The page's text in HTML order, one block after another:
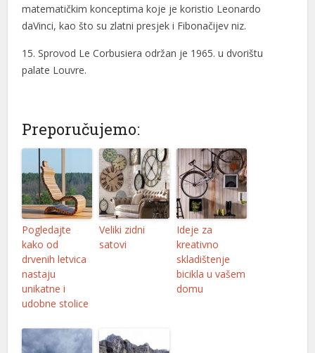
matematičkim konceptima koje je koristio Leonardo
daVinci, kao što su zlatni presjek i Fibonačijev niz.
15. Sprovod Le Corbusiera održan je 1965. u dvorištu
palate Louvre.
Preporučujemo:
Pogledajte
kako od
drvenih letvica
nastaju
unikatne i
udobne stolice
Veliki zidni
satovi
Ideje za
kreativno
skladištenje
bicikla u vašem
domu